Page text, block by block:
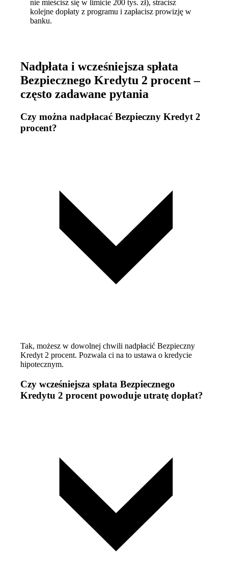
nie mieścisz się w limicie 200 tys. zł), stracisz
kolejne dopłaty z programu i zapłacisz prowizję w
banku.
Nadpłata i wcześniejsza spłata
Bezpiecznego Kredytu 2 procent –
często zadawane pytania
Czy można nadpłacać Bezpieczny Kredyt 2
procent?
Tak, możesz w dowolnej chwili nadpłacić Bezpieczny
Kredyt 2 procent. Pozwala ci na to ustawa o kredycie
hipotecznym.
Czy wcześniejsza spłata Bezpiecznego
Kredytu 2 procent powoduje utratę dopłat?